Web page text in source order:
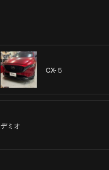
CX-５
デミオ